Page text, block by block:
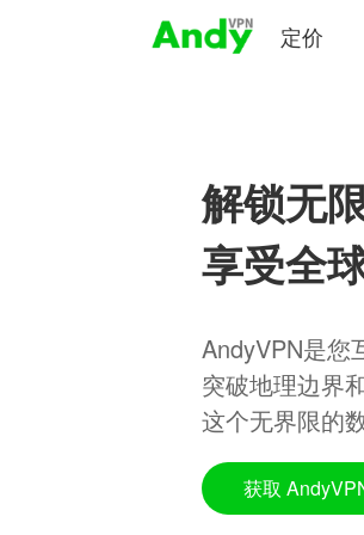
定价
解锁无
享受全
AndyVPN是您
突破地理边界
这个无界限的
获取